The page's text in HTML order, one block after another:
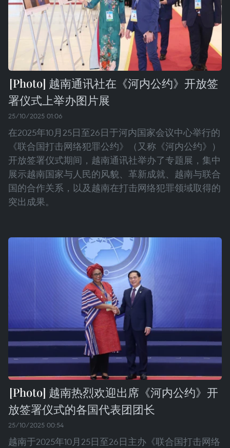
越南通讯社在《河内公约》开放签
署仪式上举办图片展
25/10/2025 01:06
在2025年10月25日至26日于河内国家会议中心举行的
《联合国打击网络犯罪公约》（又称《河内公约》）
开放签署仪式期间，越南通讯社举办了专题展，集中
展示越南国家与人民的风貌、革新成就、越南与联合
国的合作关系，以及越南在打击网络犯罪领域取得的
突出成果。
越南热烈欢迎出席《河内公约》开
放签署仪式的各国代表团团长
25/10/2025 00:54
越南于2025年10月25日至26日主办《联合国打击网络